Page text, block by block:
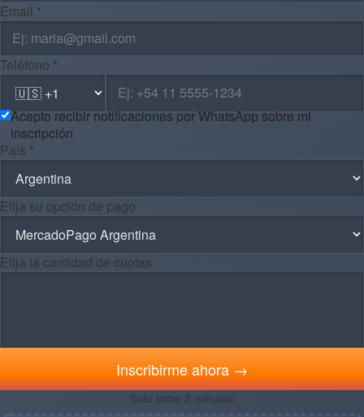
Email *
Teléfono *
Acepto recibir notificaciones por WhatsApp sobre mi
inscripción
País *
Elija su opción de pago
Elija la cantidad de cuotas
Inscribirme ahora →
Solo toma 2 minutos